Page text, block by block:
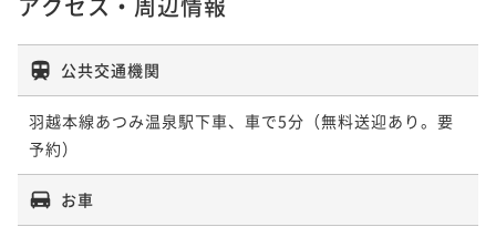
公共交通機関
羽越本線あつみ温泉駅下車、車で5分（無料送迎あり。要
予約）
お車